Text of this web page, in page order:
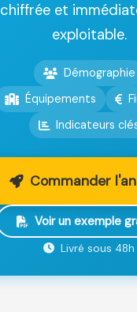
chiffrée et
exploitable.
Démographie
Équipements
Indicateurs
Commander
Voir un exemple
Livré sous 48h